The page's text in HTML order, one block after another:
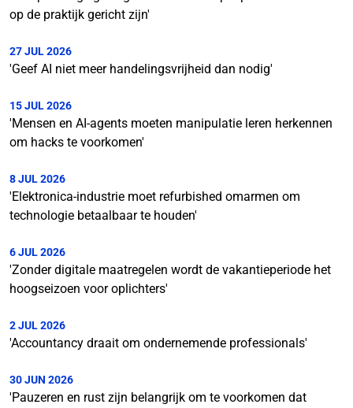
op de praktijk gericht zijn'
27 JUL 2026
'Geef AI niet meer handelingsvrijheid dan nodig'
15 JUL 2026
'Mensen en AI-agents moeten manipulatie leren herkennen
om hacks te voorkomen'
8 JUL 2026
'Elektronica-industrie moet refurbished omarmen om
technologie betaalbaar te houden'
6 JUL 2026
'Zonder digitale maatregelen wordt de vakantieperiode het
hoogseizoen voor oplichters'
2 JUL 2026
'Accountancy draait om ondernemende professionals'
30 JUN 2026
'Pauzeren en rust zijn belangrijk om te voorkomen dat